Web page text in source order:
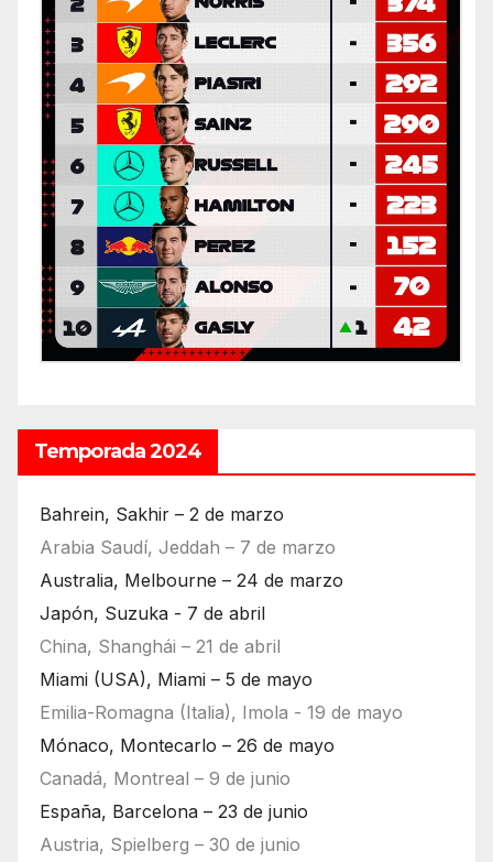
Temporada 2024
Bahrein, Sakhir – 2 de marzo
Arabia Saudí, Jeddah – 7 de marzo
Australia, Melbourne – 24 de marzo
Japón, Suzuka - 7 de abril
China, Shanghái – 21 de abril
Miami (USA), Miami – 5 de mayo
Emilia-Romagna (Italia), Imola - 19 de mayo
Mónaco, Montecarlo – 26 de mayo
Canadá, Montreal – 9 de junio
España, Barcelona – 23 de junio
Austria, Spielberg – 30 de junio